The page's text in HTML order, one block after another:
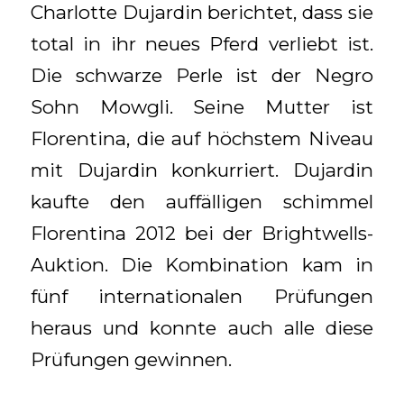
Charlotte Dujardin berichtet, dass sie
total in ihr neues Pferd verliebt ist.
Die schwarze Perle ist der Negro
Sohn Mowgli. Seine Mutter ist
Florentina, die auf höchstem Niveau
mit Dujardin konkurriert. Dujardin
kaufte den auffälligen schimmel
Florentina 2012 bei der Brightwells-
Auktion. Die Kombination kam in
fünf internationalen Prüfungen
heraus und konnte auch alle diese
Prüfungen gewinnen.